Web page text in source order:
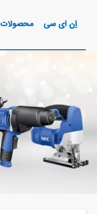
اِن ای سی محصولات